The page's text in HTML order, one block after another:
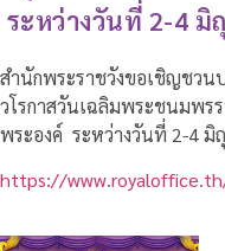
ระหว่างวันที่ 2-4
สำนักพระราชวังขอเชิญชวน
วโรกาสวันเฉลิมพระชนมพร
พระองค์ ระหว่างวันที่ 2-4 มิ
https://